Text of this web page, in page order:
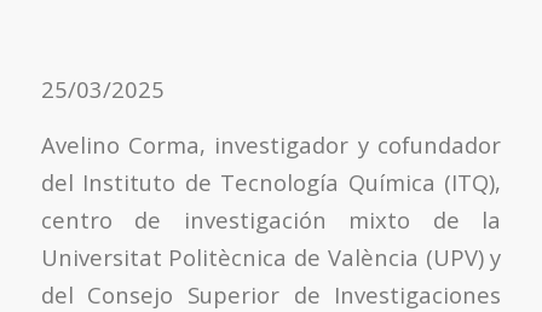
25/03/2025
Avelino Corma, investigador y cofundador
del Instituto de Tecnología Química (ITQ),
centro de investigación mixto de la
Universitat Politècnica de València (UPV) y
del Consejo Superior de Investigaciones